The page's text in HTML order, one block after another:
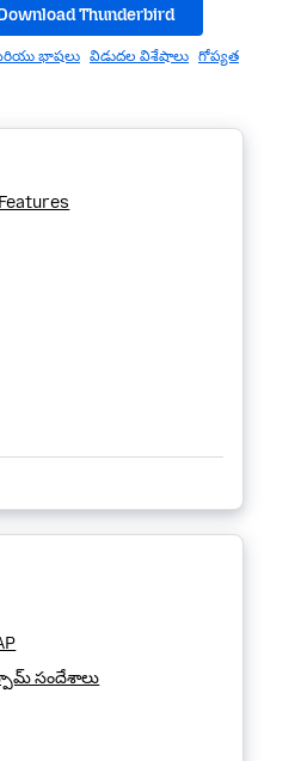
Thunderbird
భాషలు విడుదల విశేషాలు గోప్యత
సందేశాలు